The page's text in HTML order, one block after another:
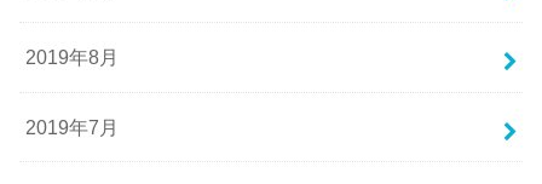
2019年8月
2019年7月